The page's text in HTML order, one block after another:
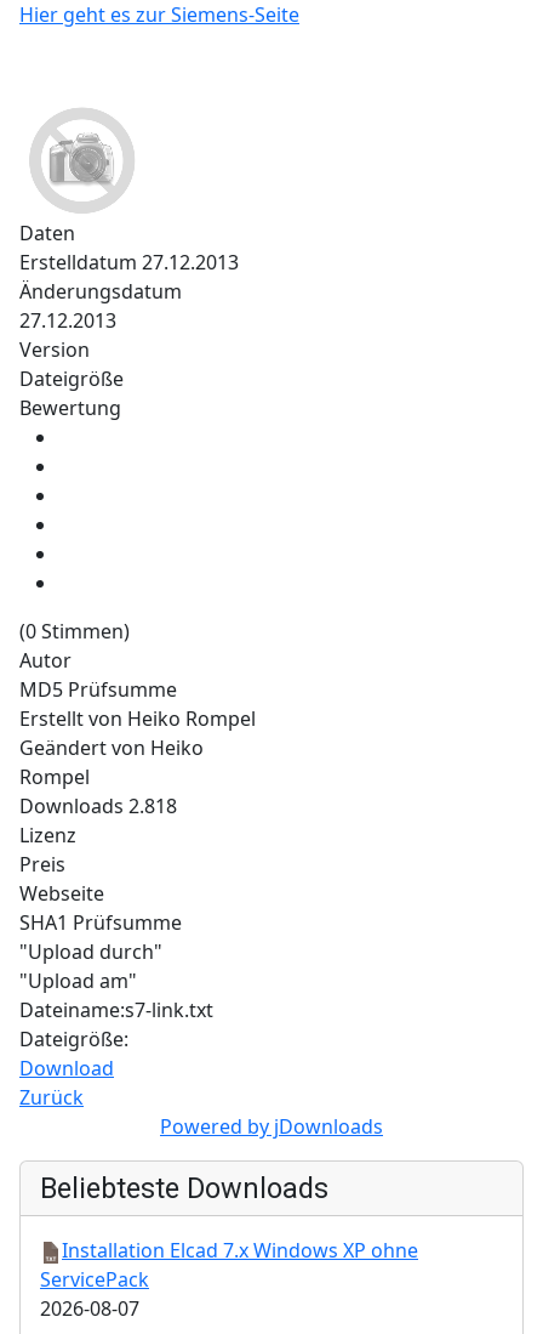
Hier geht es zur Siemens-Seite
Daten
Erstelldatum 27.12.2013
Änderungsdatum
27.12.2013
Version
Dateigröße
Bewertung
(0 Stimmen)
Autor
MD5 Prüfsumme
Erstellt von Heiko Rompel
Geändert von Heiko
Rompel
Downloads 2.818
Lizenz
Preis
Webseite
SHA1 Prüfsumme
"Upload durch"
"Upload am"
Dateiname:s7-link.txt
Dateigröße:
Download
Zurück
Powered by jDownloads
Beliebteste Downloads
Installation Elcad 7.x Windows XP ohne
ServicePack
2026-08-07